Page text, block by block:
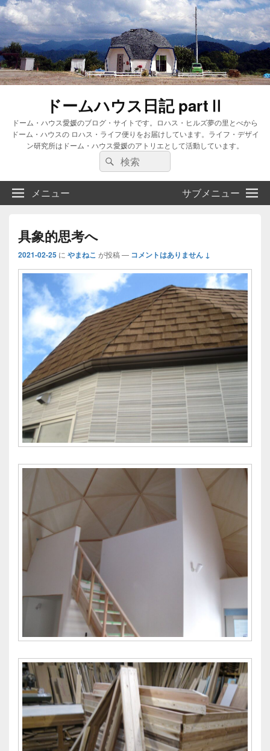
ドームハウス日記 partⅡ
ドーム・ハウス愛媛のブログ・サイトです。ロハス・ヒルズ夢の里とべから
ドーム・ハウスの ロハス・ライフ便りをお届けしています。ライフ・デザイ
ン研究所はドーム・ハウス愛媛のアトリエとして活動しています。
検
索:
検
索
メニュー サブメニュー
具象的思考へ
2021-02-25 に やまねこ が投稿 — コメントはありません ↓